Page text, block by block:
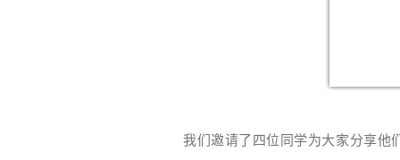
我们邀请了四位同学为大家分享他